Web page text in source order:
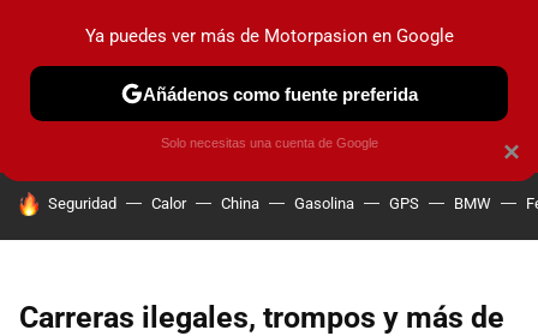
PRUEBAS COCHES ELÉCTRICOS OBSERVATORIO
HOY SE HABLA DE
Seguridad Calor China Gasolina GPS BMW
Carreras ilegales, trompos y más de
×
Ya puedes ver más de Motorpasion en Google
Añádenos como fuente preferida
Solo necesitas una cuenta de Google